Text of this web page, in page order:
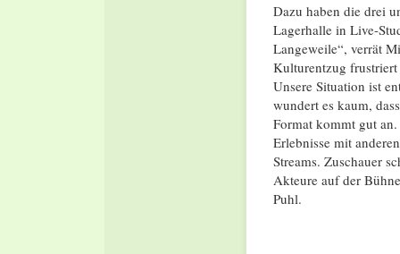
Dazu haben die drei
Lagerhalle in Live-
Langeweile“, verrät
Kulturentzug frustriert
Unsere Situation ist
wundert es kaum,
Format kommt gut
Erlebnisse mit
Streams. Zuschauer
Akteure auf der
Puhl.